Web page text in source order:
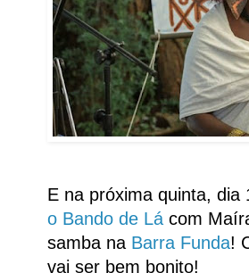
E na próxima quinta,
o Bando de Lá com
samba na Barra Funda!
vai ser bem bonito!